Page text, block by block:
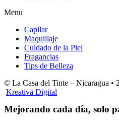
Menu
Capilar
Maquillaje
Cuidado de la Piel
Fragancias
Tips de Belleza
© La Casa del Tinte – Nicaragua •
Kreativa Digital
Mejorando cada día, solo